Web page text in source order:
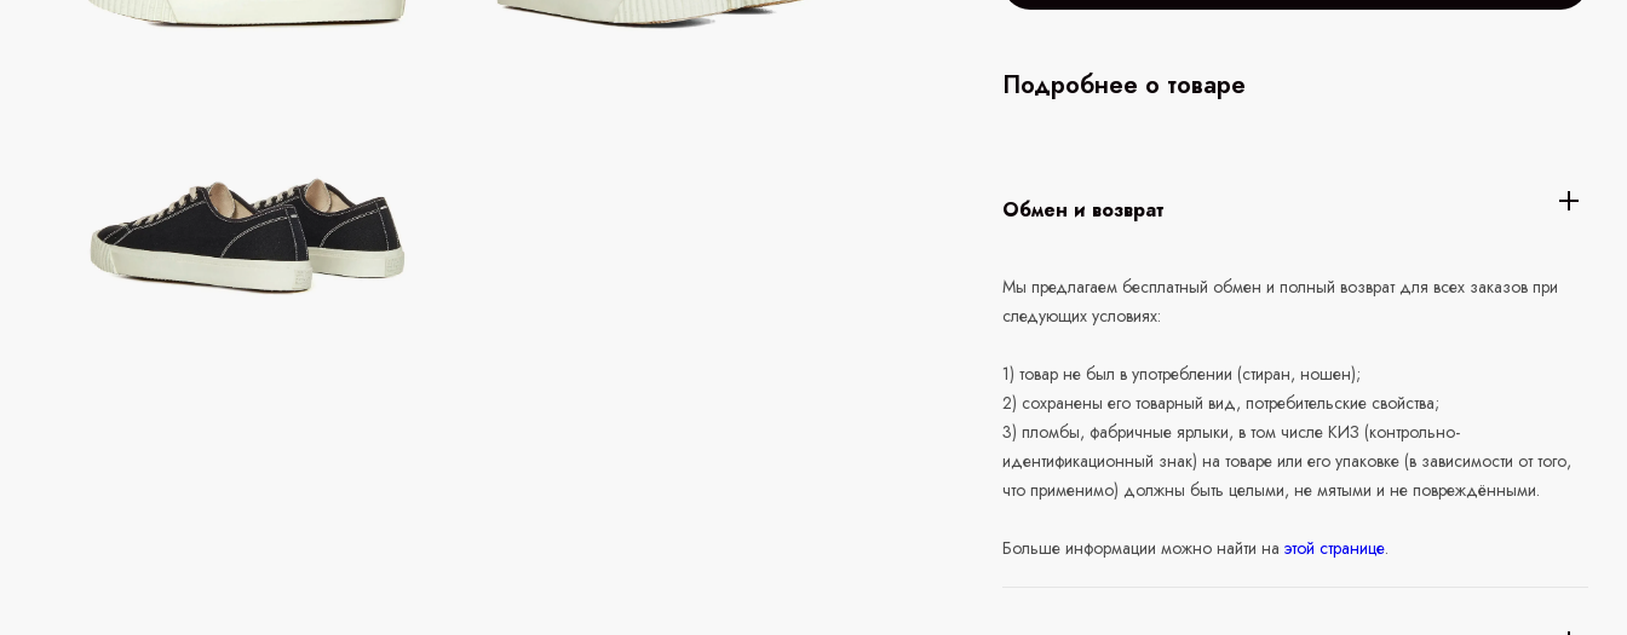
Подробнее о товаре
Обмен и возврат
Мы предлагаем бесплатный обмен и полный возврат для всех заказов при
следующих условиях:
1) товар не был в употреблении (стиран, ношен);
2) сохранены его товарный вид, потребительские свойства;
3) пломбы, фабричные ярлыки, в том числе КИЗ (контрольно-
идентификационный знак) на товаре или его упаковке (в зависимости от того,
что применимо) должны быть целыми, не мятыми и не повреждёнными.
Больше информации можно найти наэтой странице.